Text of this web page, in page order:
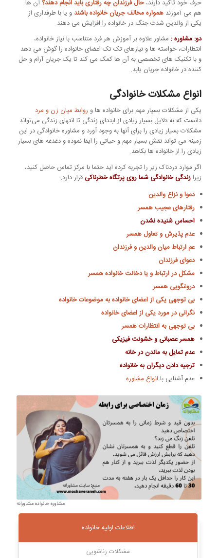
حرف خود تاکید دارند،حال فرزندان چه رفتاری باید انجام دهند؟ آن ها
هم می آموزند همواره مخالف جریان خانواده باشندو یا با طرفداری از
یکی از والدین شدت جنگ در خانواده را افزایش می دهند.
دو: مشاوره : مشاور علاوه بر آموزش هر فرد متناسب با نیاز خانواده،
انتظارات، خواسته ها و نیازهای تک تک اعضای خانواده را گوش می دهد
و با تکنیک های تخصصی به آن ها کمک می کند تا یک جریان آرام و حل
کننده در خانواده جریان یابد.
انواع مشکلات خانوادگی
یکی از مشکلات بسیار مهم برای خانواده ها و روابط میان زن و مرد
دانست که به دلایل بسیار زیادی از ابتدای زندگی تا انتهای زندگی می‌تواند
مشکلات بسیار زیادی را برای آنها به وجود آورد و مشاوره خانوادگی در این
زمینه می ‌تواند نقش بسیار مهم و حیاتی را ایفا نموده و دغدغه ‌های بسیار
زیادی را از خانواده ها بکاهد.
اگر موارد دردناک زیر را تجربه کرده اید حتما با مرکز تماس حاصل کنید،
زیرازندگی خانوادگی شما روی پرتگاه خطرناکی قرار دارد:
دعوا و نزاع والدین
رفتارهای عجیب همسر
احساس شنیده نشدن
عدم پذیرش و تعاول همسر
عم ارتباط میان والدین و فرزندان
دعوای فرزندان
مشکل در ارتباط و یا دخالت خانواده همسر
دروغگویی همسر
بی توجهی یکی از اعضای خانواده به موضوعات خانواده
نگرانی در مورد یکی از اعضای خانواده
بی توجهی به انتظارات همسر
همسر عصبانی و خشونت فیزیکی
عدم تمایل به ماندن در خانه
ترجیه دادن دیگران به خانواده
عدم آشنایی با انواع مشاوره
مشاوره خانواده مشاورانه
اطلاعات اولیه خانواده
مشکلات زناشویی